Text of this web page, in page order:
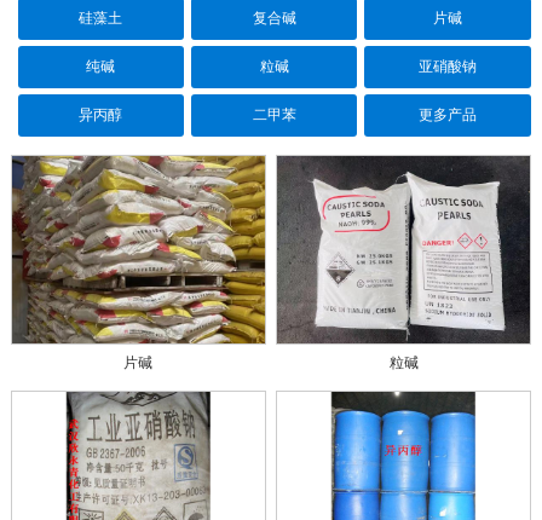
硅藻土 复合碱 片碱
纯碱 粒碱 亚硝酸钠
异丙醇 二甲苯 更多产品
片碱 粒碱